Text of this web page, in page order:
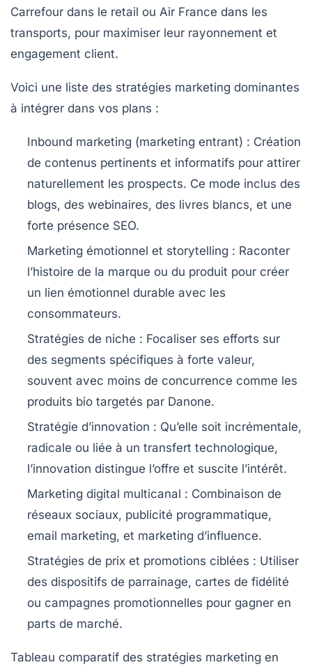
Carrefour dans le retail ou Air France dans les
transports, pour maximiser leur rayonnement et
engagement client.
Voici une liste des stratégies marketing dominantes
à intégrer dans vos plans :
Inbound marketing (marketing entrant) : Création
de contenus pertinents et informatifs pour attirer
naturellement les prospects. Ce mode inclus des
blogs, des webinaires, des livres blancs, et une
forte présence SEO.
Marketing émotionnel et storytelling : Raconter
l’histoire de la marque ou du produit pour créer
un lien émotionnel durable avec les
consommateurs.
Stratégies de niche : Focaliser ses efforts sur
des segments spécifiques à forte valeur,
souvent avec moins de concurrence comme les
produits bio targetés par Danone.
Stratégie d’innovation : Qu’elle soit incrémentale,
radicale ou liée à un transfert technologique,
l’innovation distingue l’offre et suscite l’intérêt.
Marketing digital multicanal : Combinaison de
réseaux sociaux, publicité programmatique,
email marketing, et marketing d’influence.
Stratégies de prix et promotions ciblées : Utiliser
des dispositifs de parrainage, cartes de fidélité
ou campagnes promotionnelles pour gagner en
parts de marché.
Tableau comparatif des stratégies marketing en